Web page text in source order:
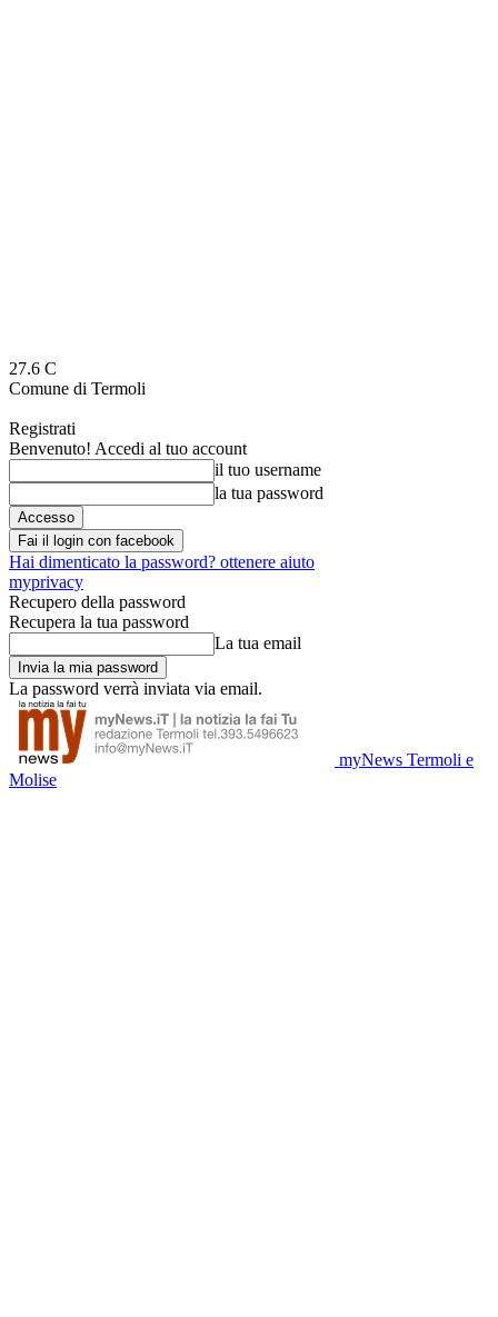
27.6 C
Comune di Termoli
Registrati
Benvenuto! Accedi al tuo account
il tuo username
la tua password
Fai il login con facebook
Hai dimenticato la password? ottenere aiuto
myprivacy
Recupero della password
Recupera la tua password
La tua email
La password verrà inviata via email.
myNews Termoli e
Molise